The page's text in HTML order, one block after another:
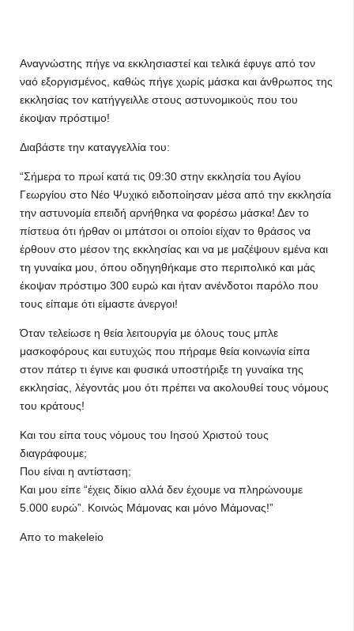
Αναγνώστης πήγε να εκκλησιαστεί και τελικά έφυγε από τον
ναό εξοργισμένος, καθώς πήγε χωρίς μάσκα και άνθρωπος της
εκκλησίας τον κατήγγειλλε στους αστυνομικούς που του
έκοψαν πρόστιμο!
Διαβάστε την καταγγελλία του:
“Σήμερα το πρωί κατά τις 09:30 στην εκκλησία του Αγίου
Γεωργίου στο Νέο Ψυχικό ειδοποίησαν μέσα από την εκκλησία
την αστυνομία επειδή αρνήθηκα να φορέσω μάσκα! Δεν το
πίστευα ότι ήρθαν οι μπάτσοι οι οποίοι είχαν το θράσος να
έρθουν στο μέσον της εκκλησίας και να με μαζέψουν εμένα και
τη γυναίκα μου, όπου οδηγηθήκαμε στο περιπολικό και μάς
έκοψαν πρόστιμο 300 ευρώ και ήταν ανένδοτοι παρόλο που
τους είπαμε ότι είμαστε άνεργοι!
Όταν τελείωσε η θεία λειτουργία με όλους τους μπλε
μασκοφόρους και ευτυχώς που πήραμε θεία κοινωνία είπα
στον πάτερ τι έγινε και φυσικά υποστήριξε τη γυναίκα της
εκκλησίας, λέγοντάς μου ότι πρέπει να ακολουθεί τους νόμους
του κράτους!
Και του είπα τους νόμους του Ιησού Χριστού τους
διαγράφουμε;
Που είναι η αντίσταση;
Και μου είπε “έχεις δίκιο αλλά δεν έχουμε να πληρώνουμε
5.000 ευρώ”. Κοινώς Μάμονας και μόνο Μάμονας!”
Aπο το makeleio